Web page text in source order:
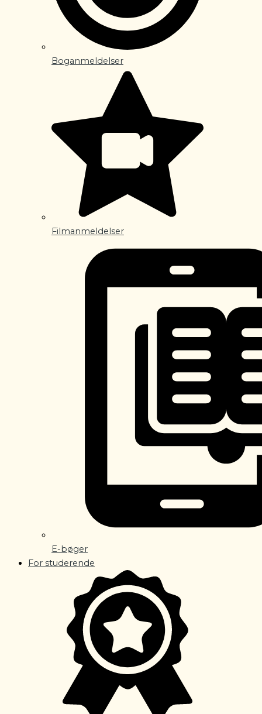
Boganmeldelser
Filmanmeldelser
E-bøger
For studerende